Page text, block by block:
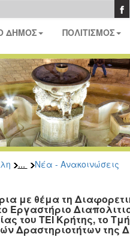
ΔΗΜΟΣ ΠΟΛΙΤΙΣΜΟΣ
... Νέα - Ανακοινώσεις
με θέμα τη
Εργαστήριο
του ΤΕΙ Κρήτης, το
Δραστηριοτήτων της